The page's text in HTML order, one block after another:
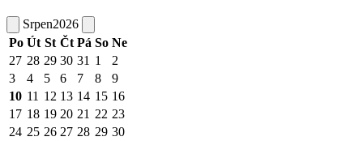
Srpen2026
Po Út St Čt Pá So Ne
27 28 29 30 31 1
2
3
4 5 6 7 8
9
10 11 12 13 14 15 16
17 18 19 20 21 22 23
24 25 26 27 28 29 30